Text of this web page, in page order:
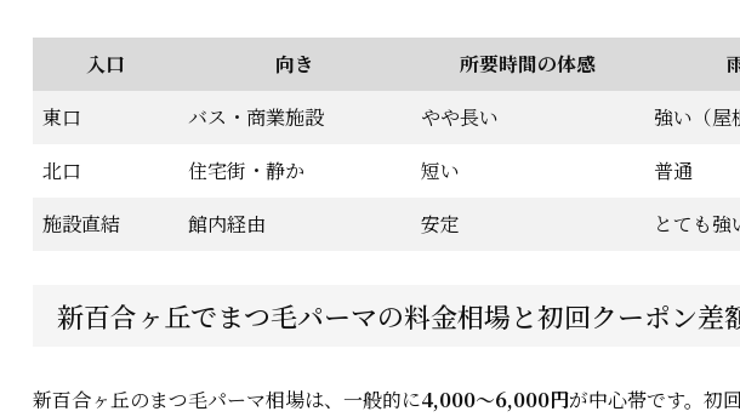
入口 向き 所要時間の体感
東口
バス・商業施設 やや長い 強い（屋
北口
住宅街・静か 短い 普通
施設直結
館内経由 安定 とても強
新百合ヶ丘でまつ毛パーマの料金相場と初回クーポン差
新百合ヶ丘のまつ毛パーマ相場は、一般的に4,000〜6,000円が中心帯です。初